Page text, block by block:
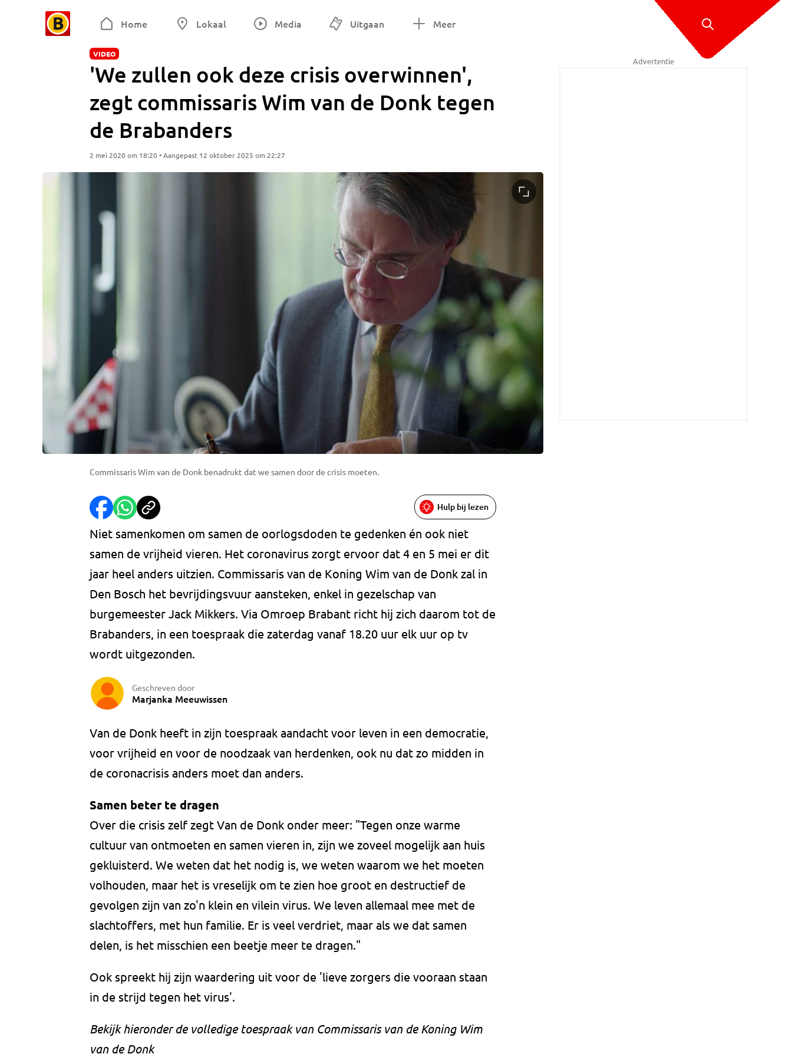
Home Lokaal Media Uitgaan Meer
VIDEO
'We zullen ook deze crisis overwinnen',
zegt commissaris Wim van de Donk tegen
de Brabanders
2 mei 2020 om 18:20 • Aangepast 12 oktober 2025 om 22:27
Commissaris Wim van de Donk benadrukt dat we samen door de crisis moeten.
Hulp bij lezen
Niet samenkomen om samen de oorlogsdoden te gedenken én ook niet
samen de vrijheid vieren. Het coronavirus zorgt ervoor dat 4 en 5 mei er dit
jaar heel anders uitzien. Commissaris van de Koning Wim van de Donk zal in
Den Bosch het bevrijdingsvuur aansteken, enkel in gezelschap van
burgemeester Jack Mikkers. Via Omroep Brabant richt hij zich daarom tot de
Brabanders, in een toespraak die zaterdag vanaf 18.20 uur elk uur op tv
wordt uitgezonden.
Geschreven door
Marjanka Meeuwissen
Van de Donk heeft in zijn toespraak aandacht voor leven in een democratie,
voor vrijheid en voor de noodzaak van herdenken, ook nu dat zo midden in
de coronacrisis anders moet dan anders.
Samen beter te dragen
Over die crisis zelf zegt Van de Donk onder meer: "Tegen onze warme
cultuur van ontmoeten en samen vieren in, zijn we zoveel mogelijk aan huis
gekluisterd. We weten dat het nodig is, we weten waarom we het moeten
volhouden, maar het is vreselijk om te zien hoe groot en destructief de
gevolgen zijn van zo'n klein en vilein virus. We leven allemaal mee met de
slachtoffers, met hun familie. Er is veel verdriet, maar als we dat samen
delen, is het misschien een beetje meer te dragen."
Ook spreekt hij zijn waardering uit voor de 'lieve zorgers die vooraan staan
in de strijd tegen het virus'.
Bekijk hieronder de volledige toespraak van Commissaris van de Koning Wim
van de Donk
Advertentie